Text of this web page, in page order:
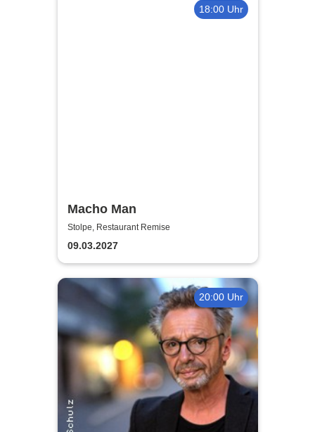
18:00 Uhr
Macho Man
Stolpe, Restaurant Remise
09.03.2027
20:00 Uhr